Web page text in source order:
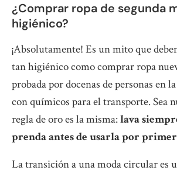
¿Comprar ropa de segunda
higiénico?
¡Absolutamente! Es un mito que
tan higiénico como comprar ropa
probada por docenas de personas en
con químicos para el transporte. Sea
regla de oro es la misma:lava
prenda antes de usarla por
La transición a una moda circular es